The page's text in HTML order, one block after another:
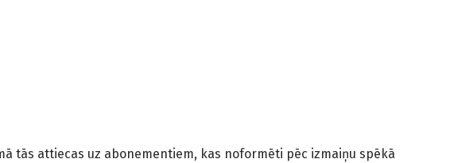
tās attiecas uz abonementiem, kas noformēti pēc izmaiņu spēkā